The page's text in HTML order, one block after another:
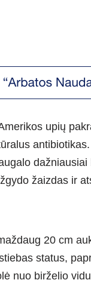
upių
žaizdas ir
20 cm
status,
nuo birželio